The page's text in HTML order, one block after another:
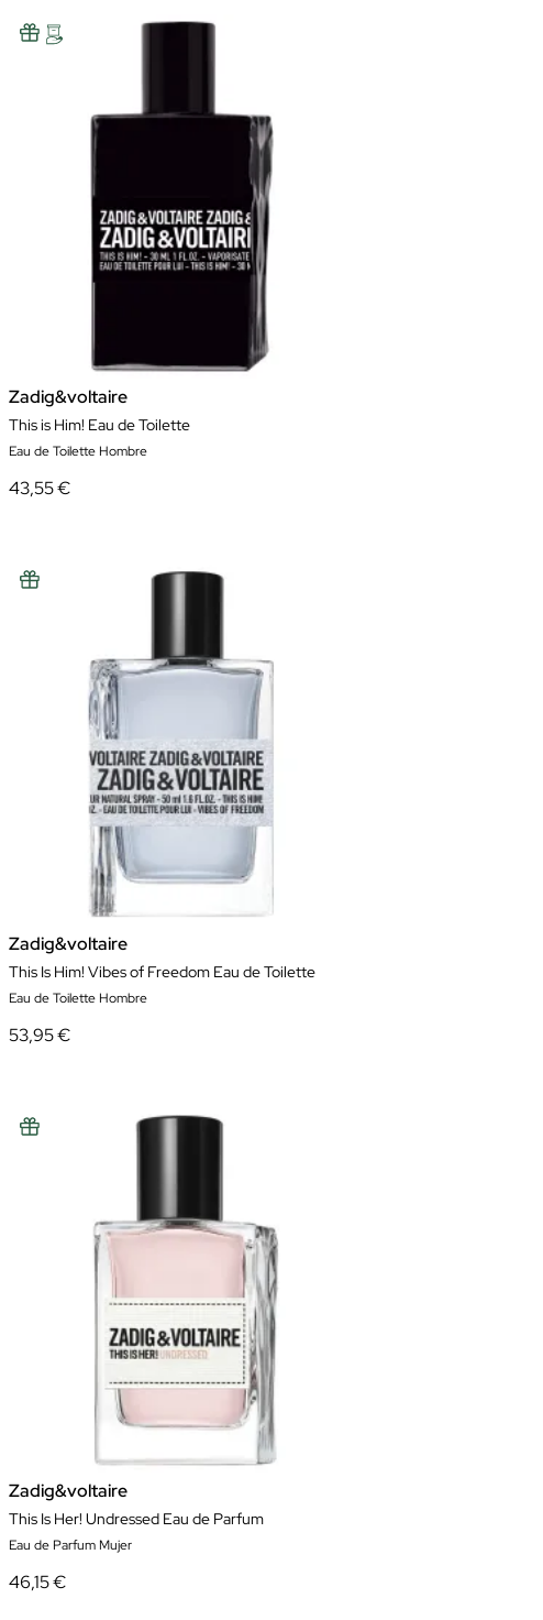
Zadig&voltaire
This is Him! Eau de Toilette
Eau de Toilette Hombre
43,55 €
Zadig&voltaire
This Is Him! Vibes of Freedom Eau de Toilette
Eau de Toilette Hombre
53,95 €
Zadig&voltaire
This Is Her! Undressed Eau de Parfum
Eau de Parfum Mujer
46,15 €